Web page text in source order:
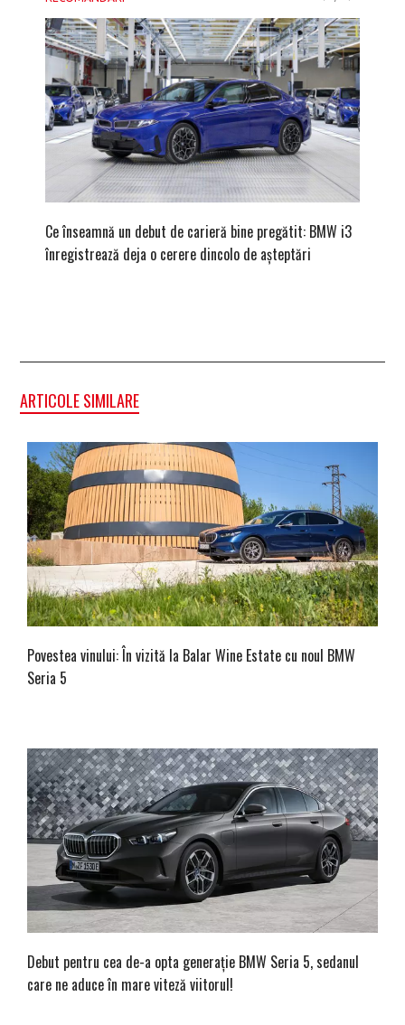
Ce înseamnă un debut de carieră bine pregătit: BMW i3
înregistrează deja o cerere dincolo de așteptări
ARTICOLE SIMILARE
Povestea vinului: În vizită la Balar Wine Estate cu noul BMW
Seria 5
Debut pentru cea de-a opta generație BMW Seria 5, sedanul
care ne aduce în mare viteză viitorul!